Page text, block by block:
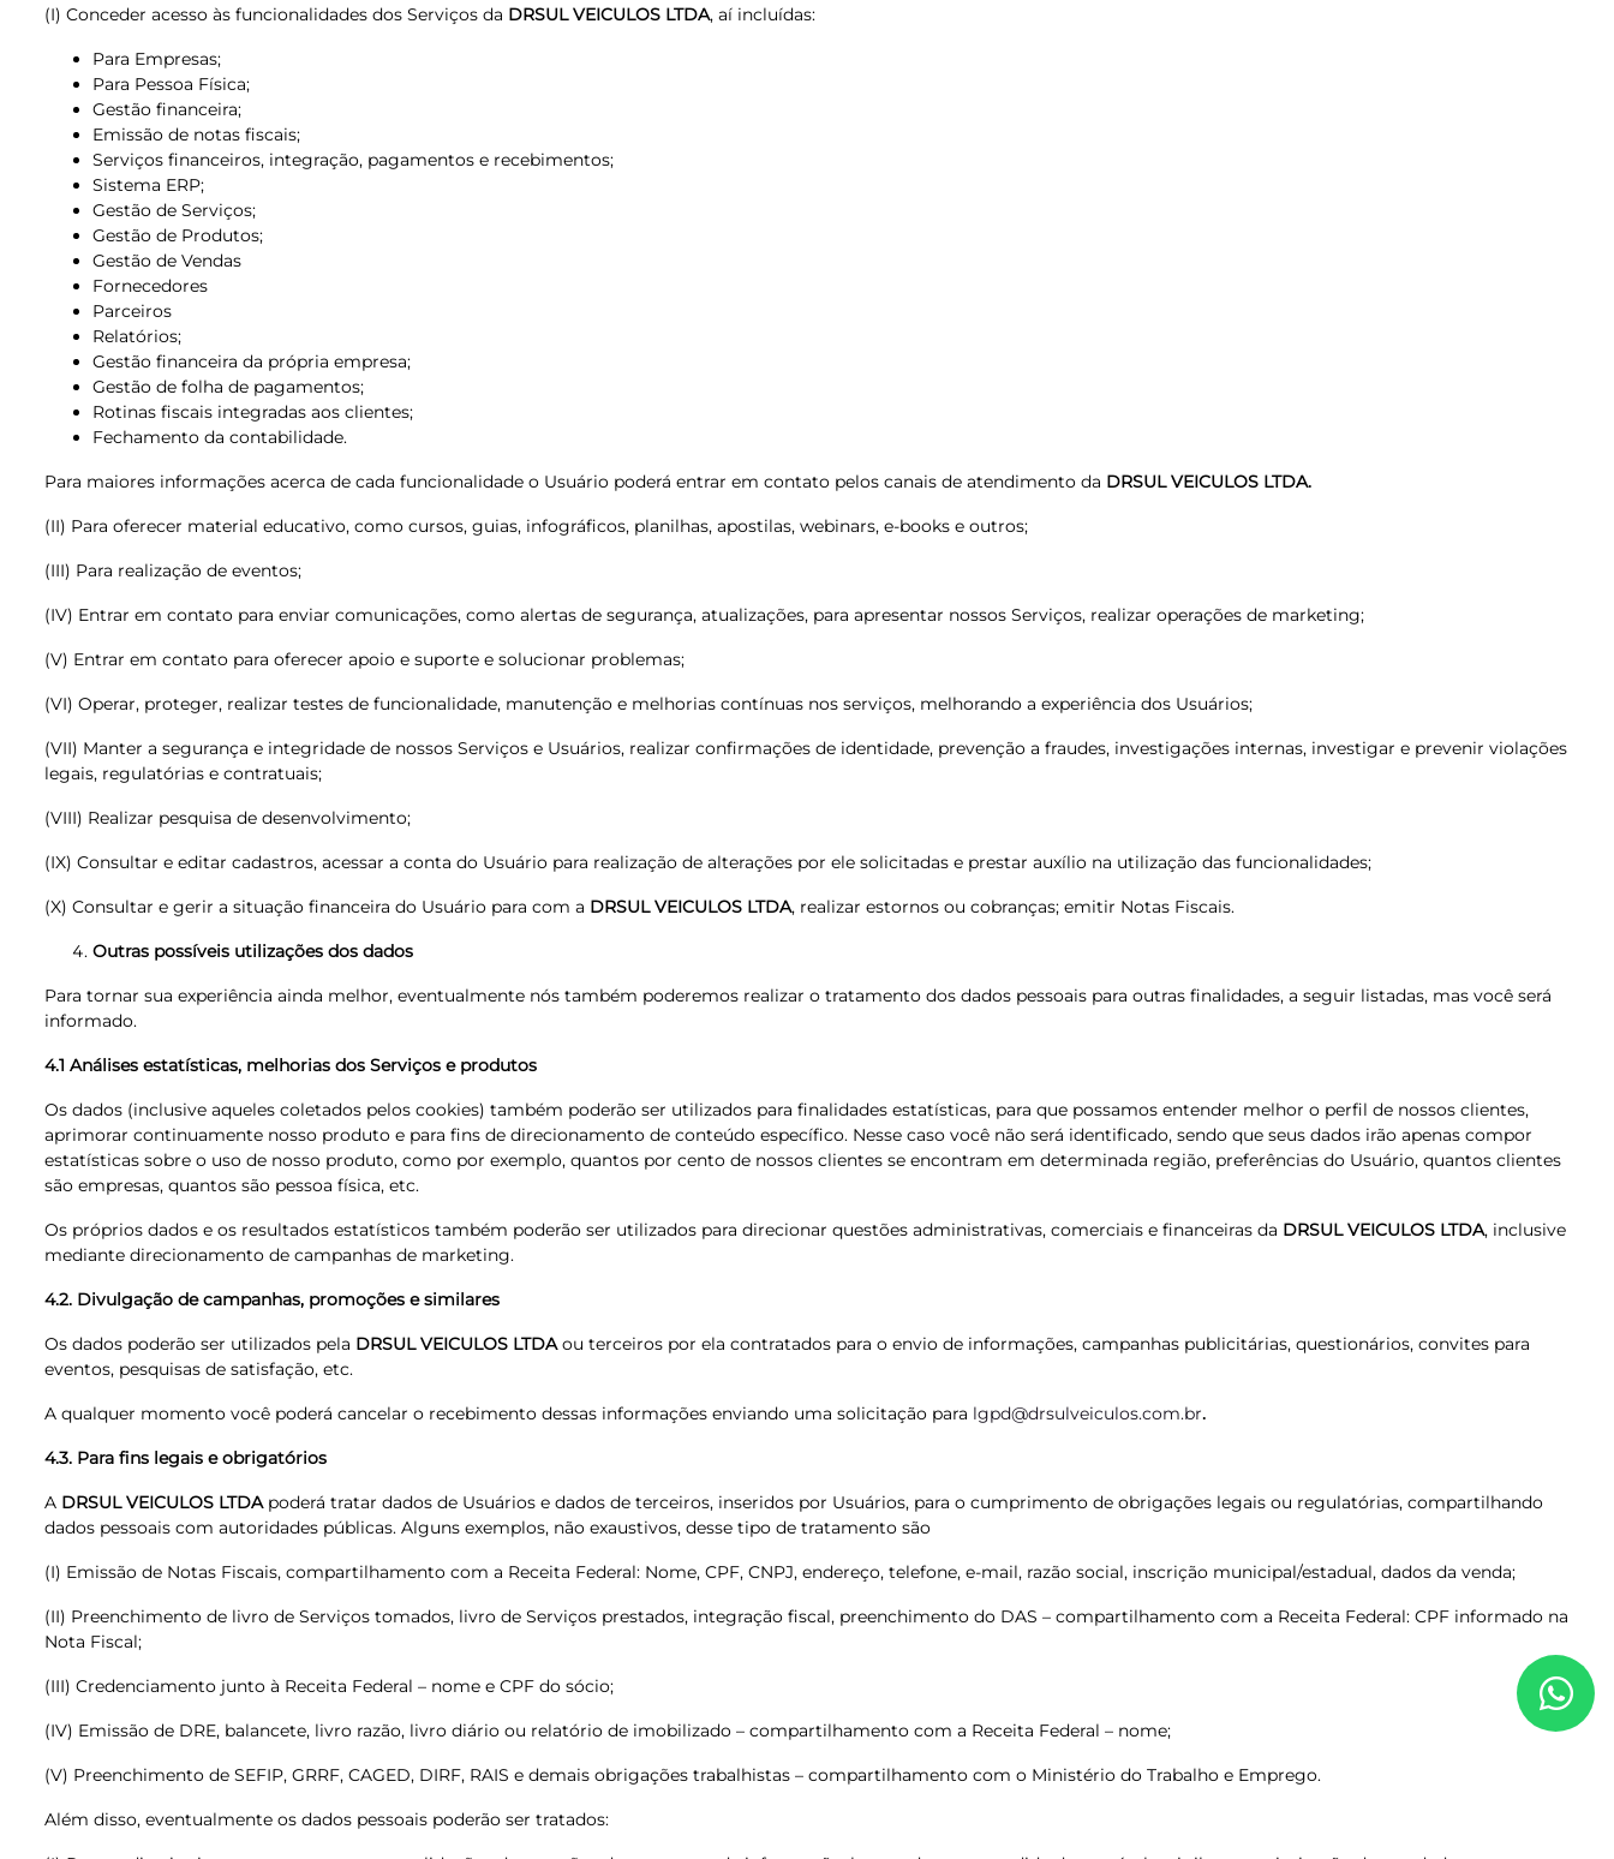
(I) Conceder acesso às funcionalidades dos Serviços da DRSUL VEICULOS LTDA, aí incluídas:
Para Empresas;
Para Pessoa Física;
Gestão financeira;
Emissão de notas fiscais;
Serviços financeiros, integração, pagamentos e recebimentos;
Sistema ERP;
Gestão de Serviços;
Gestão de Produtos;
Gestão de Vendas
Fornecedores
Parceiros
Relatórios;
Gestão financeira da própria empresa;
Gestão de folha de pagamentos;
Rotinas fiscais integradas aos clientes;
Fechamento da contabilidade.
Para maiores informações acerca de cada funcionalidade o Usuário poderá entrar em contato pelos canais de atendimento da DRSUL VEICULOS LTDA.
(II) Para oferecer material educativo, como cursos, guias, infográficos, planilhas, apostilas, webinars, e-books e outros;
(III) Para realização de eventos;
(IV) Entrar em contato para enviar comunicações, como alertas de segurança, atualizações, para apresentar nossos Serviços, realizar operações de marketing;
(V) Entrar em contato para oferecer apoio e suporte e solucionar problemas;
(VI) Operar, proteger, realizar testes de funcionalidade, manutenção e melhorias contínuas nos serviços, melhorando a experiência dos Usuários;
(VII) Manter a segurança e integridade de nossos Serviços e Usuários, realizar confirmações de identidade, prevenção a fraudes, investigações internas, investigar e prevenir violações
legais, regulatórias e contratuais;
(VIII) Realizar pesquisa de desenvolvimento;
(IX) Consultar e editar cadastros, acessar a conta do Usuário para realização de alterações por ele solicitadas e prestar auxílio na utilização das funcionalidades;
(X) Consultar e gerir a situação financeira do Usuário para com a DRSUL VEICULOS LTDA, realizar estornos ou cobranças; emitir Notas Fiscais.
Outras possíveis utilizações dos dados
Para tornar sua experiência ainda melhor, eventualmente nós também poderemos realizar o tratamento dos dados pessoais para outras finalidades, a seguir listadas, mas você será
informado.
4.1 Análises estatísticas, melhorias dos Serviços e produtos
Os dados (inclusive aqueles coletados pelos cookies) também poderão ser utilizados para finalidades estatísticas, para que possamos entender melhor o perfil de nossos clientes,
aprimorar continuamente nosso produto e para fins de direcionamento de conteúdo específico. Nesse caso você não será identificado, sendo que seus dados irão apenas compor
estatísticas sobre o uso de nosso produto, como por exemplo, quantos por cento de nossos clientes se encontram em determinada região, preferências do Usuário, quantos clientes
são empresas, quantos são pessoa física, etc.
Os próprios dados e os resultados estatísticos também poderão ser utilizados para direcionar questões administrativas, comerciais e financeiras da DRSUL VEICULOS LTDA, inclusive
mediante direcionamento de campanhas de marketing.
4.2. Divulgação de campanhas, promoções e similares
Os dados poderão ser utilizados pela DRSUL VEICULOS LTDAou terceiros por ela contratados para o envio de informações, campanhas publicitárias, questionários, convites para
eventos, pesquisas de satisfação, etc.
A qualquer momento você poderá cancelar o recebimento dessas informações enviando uma solicitação para lgpd@drsulveiculos.com.br.
4.3. Para fins legais e obrigatórios
A DRSUL VEICULOS LTDApoderá tratar dados de Usuários e dados de terceiros, inseridos por Usuários, para o cumprimento de obrigações legais ou regulatórias, compartilhando
dados pessoais com autoridades públicas. Alguns exemplos, não exaustivos, desse tipo de tratamento são
(I) Emissão de Notas Fiscais, compartilhamento com a Receita Federal: Nome, CPF, CNPJ, endereço, telefone, e-mail, razão social, inscrição municipal/estadual, dados da venda;
(II) Preenchimento de livro de Serviços tomados, livro de Serviços prestados, integração fiscal, preenchimento do DAS – compartilhamento com a Receita Federal: CPF informado na
Nota Fiscal;
(III) Credenciamento junto à Receita Federal – nome e CPF do sócio;
(IV) Emissão de DRE, balancete, livro razão, livro diário ou relatório de imobilizado – compartilhamento com a Receita Federal – nome;
(V) Preenchimento de SEFIP, GRRF, CAGED, DIRF, RAIS e demais obrigações trabalhistas – compartilhamento com o Ministério do Trabalho e Emprego.
Além disso, eventualmente os dados pessoais poderão ser tratados: